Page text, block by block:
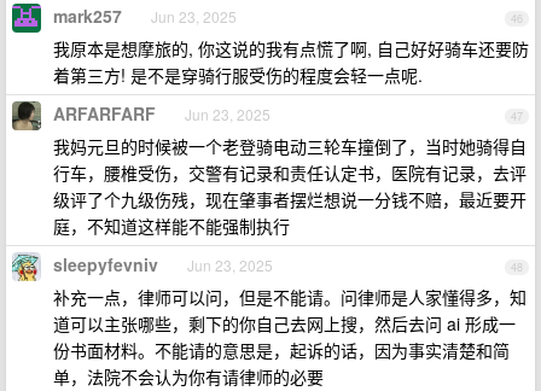
46
mark257 Jun 23, 2025
我原本是想摩旅的, 你这说的我有点慌了啊, 自己好好骑车还要防
着第三方! 是不是穿骑行服受伤的程度会轻一点呢.
47
ARFARFARF Jun 23, 2025
我妈元旦的时候被一个老登骑电动三轮车撞倒了，当时她骑得自
行车，腰椎受伤，交警有记录和责任认定书，医院有记录，去评
级评了个九级伤残，现在肇事者摆烂想说一分钱不赔，最近要开
庭，不知道这样能不能强制执行
48
sleepyfevniv Jun 23, 2025
补充一点，律师可以问，但是不能请。问律师是人家懂得多，知
道可以主张哪些，剩下的你自己去网上搜，然后去问 ai 形成一
份书面材料。不能请的意思是，起诉的话，因为事实清楚和简
单，法院不会认为你有请律师的必要